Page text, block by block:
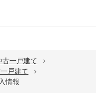
古一戸建て
戸建て
情報